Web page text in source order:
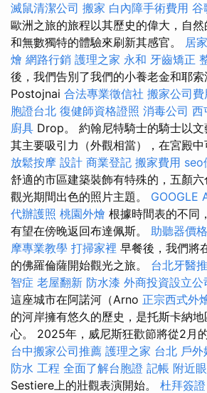
滅鼠清潔公司 搬家 白內障手術費用 谷
歐洲之旅的旅程以其歷史的偉大，自
和無數獨特的體驗來刷新其感官。 居
燴 網路行銷 護理之家 永和 牙齒矯正
後，我們告別了我們的小養老金和耶
Postojnai 合法專業徵信社 搬家公司
胞證台北 復健師資格證照 消毒公司 西
廚具 Drop。 約翰尼特騎士的騎士以文
其主要吸引力（外觀相當），在宮殿中
放鬆按摩 設計 商業登記 搬家費用 seo
舒適的市區建築裝飾有特殊的，五顏
觀光期間出色的照片主題。 GOOGLE
代辦護照 桃園外燴 根據時間表的不同
有望在傍晚返回布達佩斯。 助聽器價格
摩專業教學 打掃家裡 早餐後，我們將
的佛羅倫薩開始觀光之旅。 台北牙醫
智症 老屋翻新 防水漆 外商投資設立公
這座城市在阿諾河（Arno 正宗西式外
的河岸擁有悠久的歷史，是托斯卡納
心。 2025年，威尼斯狂歡節將從2月
台中搬家公司推薦 護理之家 台北 戶外
防水 工程 全面了解台胞證 記帳 附近
Sestiere上的壯觀表演開始。 杜拜簽證